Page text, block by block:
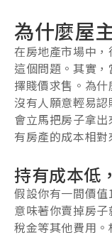
為什麼屋
在房地產市場中，
這個問題。其實
擇賤價求售。為
沒有人願意輕易
會立馬把房子拿
有房產的成本相對
持有成本低
假設你有一間價
意味著你賣掉房
稅金等其他費用